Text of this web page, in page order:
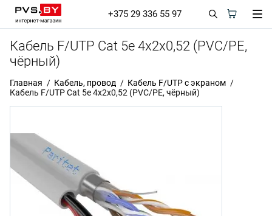
+375 29 336 55 97
Кабель F/UTP Cat 5e 4х2х0,52 (PVC/PE,
чёрный)
Главная Кабель, провод
Кабель F/UTP с экраном
Кабель F/UTP Cat 5e 4х2х0,52 (PVC/PE, чёрный)